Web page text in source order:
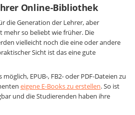
Online-Bibliothek
die Generation der Lehrer, aber
mehr so beliebt wie früher. Die
vielleicht noch die eine oder andere
Sicht ist das eine gute
möglich, EPUB-, FB2- oder PDF-Dateien zu
eigene E-Books zu erstellen. So ist
und die Studierenden haben ihre